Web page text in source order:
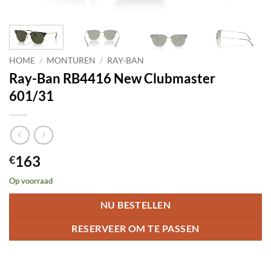
HOME / MONTUREN / RAY-BAN
Ray-Ban RB4416 New Clubmaster
601/31
€163
Op voorraad
NU BESTELLEN
RESERVEER OM TE PASSEN